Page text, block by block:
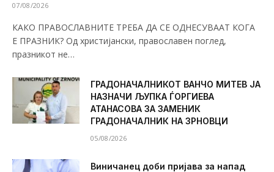
07/08/2026
КАКО ПРАВОСЛАВНИТЕ ТРЕБА ДА СЕ ОДНЕСУВААТ КОГА
Е ПРАЗНИК? Од христијански, православен поглед,
празникот не…
ГРАДОНАЧАЛНИКОТ ВАНЧО МИТЕВ ЈА
НАЗНАЧИ ЉУПКА ЃОРГИЕВА
АТАНАСОВА ЗА ЗАМЕНИК
ГРАДОНАЧАЛНИК НА ЗРНОВЦИ
05/08/2026
Виничанец доби пријава за напад